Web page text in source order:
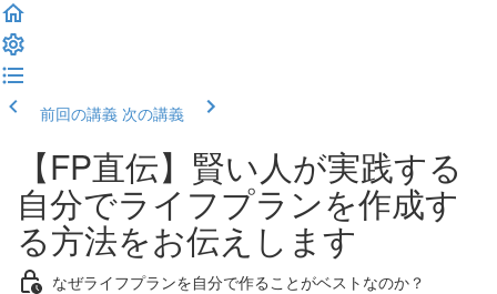
前回の講義 次の講義
【FP直伝】賢い人が実践する
自分でライフプランを作成す
る方法をお伝えします
なぜライフプランを自分で作ることがベストなのか？